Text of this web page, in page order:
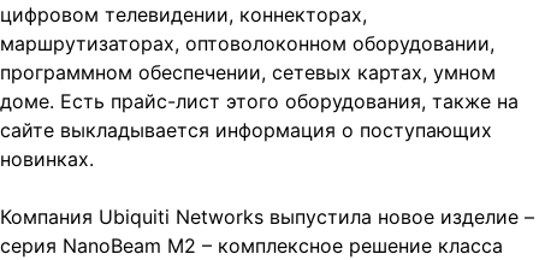
цифровом телевидении, коннекторах,
маршрутизаторах, оптоволоконном оборудовании,
программном обеспечении, сетевых картах, умном
доме. Есть прайс-лист этого оборудования, также на
сайте выкладывается информация о поступающих
новинках.
Компания Ubiquiti Networks выпустила новое изделие –
серия NanoBeam M2 – комплексное решение класса